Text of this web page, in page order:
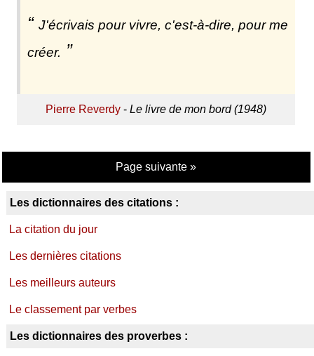
J'écrivais pour vivre, c'est-à-dire, pour me
créer.
Pierre Reverdy- Le livre de mon bord (1948)
Page suivante »
Les dictionnaires des citations :
La citation du jour
Les dernières citations
Les meilleurs auteurs
Le classement par verbes
Les dictionnaires des proverbes :